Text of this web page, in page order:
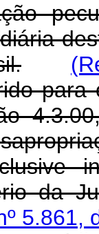
da
5.861,